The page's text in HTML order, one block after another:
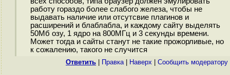
работу гораздо более слабого железа, чтобы не
выдавать наличие или отсутсвие плагинов и
расширений и блаблабла, и каждому сайту выделять
50Мб озу, 1 ядро на 800МГц и 3 секунды времени.
Может тогда и сайты станут не такие прожорливые, но
к сожалению, такого не случится
Ответить Правка| Наверх Cообщить модератору